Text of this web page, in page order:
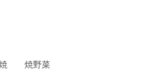
焼 焼野菜